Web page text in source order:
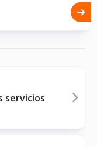
servicios